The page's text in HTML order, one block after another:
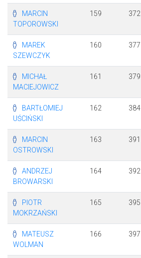
MARCIN
TOPOROWSKI
159 372
MAREK
SZEWCZYK
160 377
MICHAŁ
MACIEJOWICZ
161 379
BARTŁOMIEJ
UŚCIŃSKI
162 384
MARCIN
OSTROWSKI
163 391
ANDRZEJ
BROWARSKI
164 392
PIOTR
MOKRZAŃSKI
165 395
MATEUSZ
WOLMAN
166 397